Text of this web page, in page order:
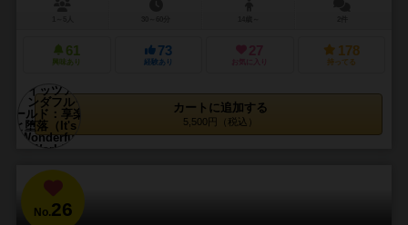
61
興味あり
73
経験あり
27
お気に入り
178
持ってる
カートに追加する
5,500円（税込）
No.26